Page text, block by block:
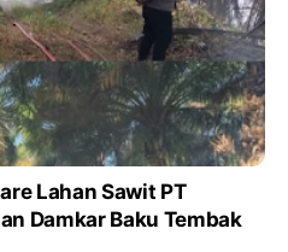
Lahan Sawit PT
Damkar Baku Tembak